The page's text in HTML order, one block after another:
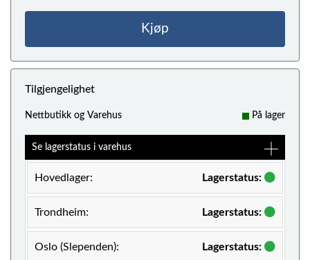
Kjøp
Tilgjengelighet
Nettbutikk og Varehus På lager
Se lagerstatus i varehus
Hovedlager: Lagerstatus:
Trondheim: Lagerstatus:
Oslo (Slependen): Lagerstatus: